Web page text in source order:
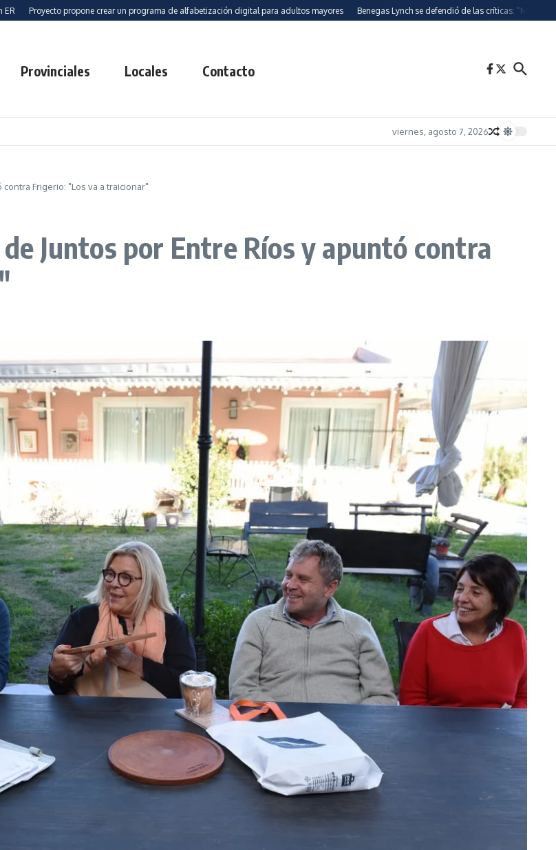
propone crear un programa de alfabetización digital para adultos mayores Benegas Lynch se defendió de las críticas: "Mi voto está a la
Provinciales Locales Contacto
viernes, agosto 7, 2026
Frigerio: "Los va a traicionar"
Juntos por Entre Ríos y apuntó contra